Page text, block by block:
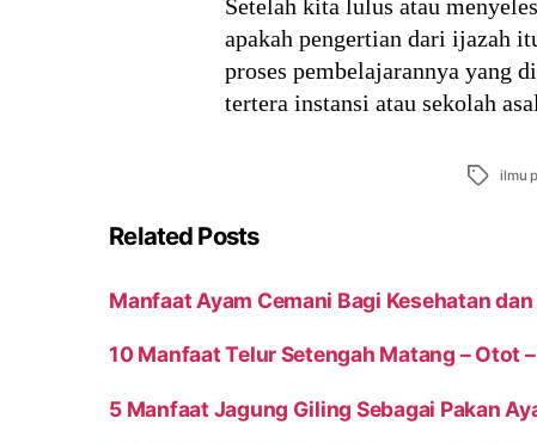
Setelah kita lulus atau
apakah pengertian dari ijazah
proses pembelajarannya yang
tertera instansi atau sekolah
Tags ilmu
Related Posts
Manfaat Ayam Cemani Bagi Kesehatan
10 Manfaat Telur Setengah Matang – Otot
5 Manfaat Jagung Giling Sebagai Pakan